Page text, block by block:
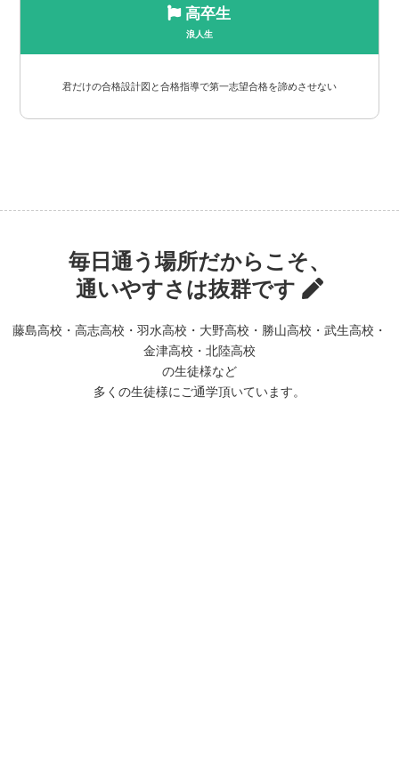
高卒生
浪人生
君だけの合格設計図と合格指導で第一志望合格を諦めさせない
毎日通う場所だからこそ、
通いやすさは抜群です
藤島高校・高志高校・羽水高校・大野高校・勝山高校・武生高校・
金津高校・北陸高校
の生徒様など
多くの生徒様にご通学頂いています。